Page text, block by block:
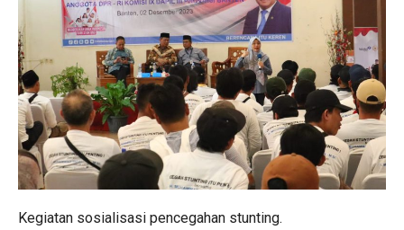
Kegiatan sosialisasi pencegahan stunting.